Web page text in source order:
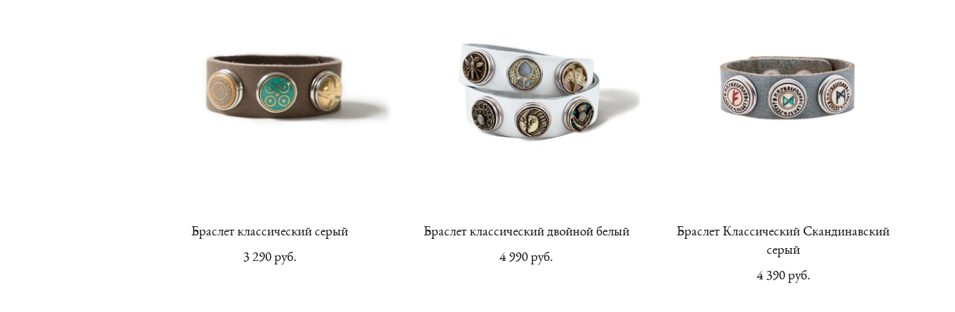
Браслет классический серый
3 290 pуб.
Браслет классический двойной белый
4 990 pуб.
Браслет Классический Скандинавский
серый
4 390 pуб.